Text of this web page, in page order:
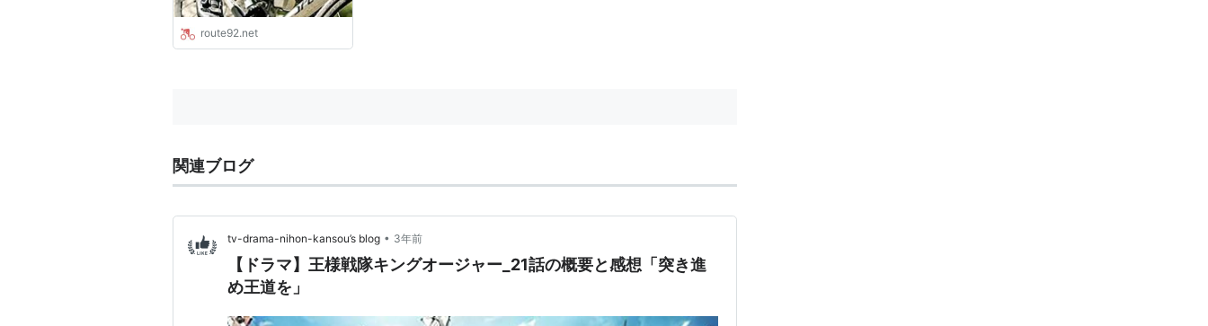
route92.net
関連ブログ
tv-drama-nihon-kansou’s blog • 3年前
【ドラマ】王様戦隊キングオージャー_21話の概要と感想「突き進
め王道を」